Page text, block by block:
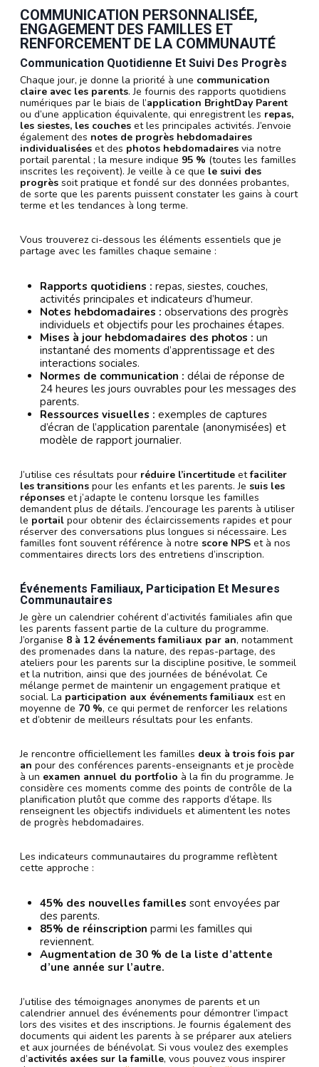
COMMUNICATION PERSONNALISÉE,
ENGAGEMENT DES FAMILLES ET
RENFORCEMENT DE LA COMMUNAUTÉ
Communication Quotidienne Et Suivi Des Progrès
Chaque jour, je donne la priorité à une communication
claire avec les parents. Je fournis des rapports quotidiens
numériques par le biais de l’application BrightDay Parent
ou d’une application équivalente, qui enregistrent les repas,
les siestes, les couches et les principales activités. J’envoie
également des notes de progrès hebdomadaires
individualisées et des photos hebdomadaires via notre
portail parental ; la mesure indique 95 % (toutes les familles
inscrites les reçoivent). Je veille à ce que le suivi des
progrès soit pratique et fondé sur des données probantes,
de sorte que les parents puissent constater les gains à court
terme et les tendances à long terme.
Vous trouverez ci-dessous les éléments essentiels que je
partage avec les familles chaque semaine :
Rapports quotidiens : repas, siestes, couches,
activités principales et indicateurs d’humeur.
Notes hebdomadaires : observations des progrès
individuels et objectifs pour les prochaines étapes.
Mises à jour hebdomadaires des photos : un
instantané des moments d’apprentissage et des
interactions sociales.
Normes de communication : délai de réponse de
24 heures les jours ouvrables pour les messages des
parents.
Ressources visuelles : exemples de captures
d’écran de l’application parentale (anonymisées) et
modèle de rapport journalier.
J’utilise ces résultats pour réduire l’incertitude etfaciliter
les transitions pour les enfants et les parents. Je suis les
réponses et j’adapte le contenu lorsque les familles
demandent plus de détails. J’encourage les parents à utiliser
le portail pour obtenir des éclaircissements rapides et pour
réserver des conversations plus longues si nécessaire. Les
familles font souvent référence à notre score NPS et à nos
commentaires directs lors des entretiens d’inscription.
Événements Familiaux, Participation Et Mesures
Communautaires
Je gère un calendrier cohérent d’activités familiales afin que
les parents fassent partie de la culture du programme.
J’organise 8 à 12 événements familiaux par an, notamment
des promenades dans la nature, des repas-partage, des
ateliers pour les parents sur la discipline positive, le sommeil
et la nutrition, ainsi que des journées de bénévolat. Ce
mélange permet de maintenir un engagement pratique et
social. La participation aux événements familiaux est en
moyenne de 70 %, ce qui permet de renforcer les relations
et d’obtenir de meilleurs résultats pour les enfants.
Je rencontre officiellement les familles deux à trois fois par
an pour des conférences parents-enseignants et je procède
à un examen annuel du portfolio à la fin du programme. Je
considère ces moments comme des points de contrôle de la
planification plutôt que comme des rapports d’étape. Ils
renseignent les objectifs individuels et alimentent les notes
de progrès hebdomadaires.
Les indicateurs communautaires du programme reflètent
cette approche :
45% des nouvelles familles sont envoyées par
des parents.
85% de réinscription parmi les familles qui
reviennent.
Augmentation de 30 % de la liste d’attente
d’une année sur l’autre.
J’utilise des témoignages anonymes de parents et un
calendrier annuel des événements pour démontrer l’impact
lors des visites et des inscriptions. Je fournis également des
documents qui aident les parents à se préparer aux ateliers
et aux journées de bénévolat. Si vous voulez des exemples
d’activités axées sur la famille, vous pouvez vous inspirer